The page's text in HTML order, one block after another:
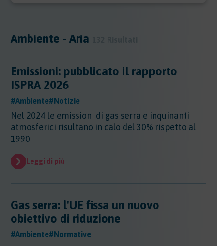
Altri Settori
Altri Settori
Altri Settori - Beni culturali
Altri Settori - Formazione
Altri Settori - Giurisprudenza
Altri Settori - Salute
Ambiente
Ambiente - Acque
Ambiente - Suolo
Ambiente - Rifiuti/SISTRI/RAEE
Ambiente - Inquinamento Elettromagnetico
Ambiente - Inquinamento Acustico
Approfondimenti
Certificazioni
Certificazioni - Ecolabel/LCA
Certificazioni - Qualità
Certificazioni - Sicurezza
Certificazioni - CSR
Contributi
Documenti
Documenti
Edilizia
Ambiente - Aria
Emissioni: pubblicato il rapporto
ISPRA 2026
#Ambiente#Notizie
Nel 2024 le emissioni di gas serra e inquinanti
atmosferici risultano in calo del 30% rispetto al
1990.
Leggi di più
Gas serra: l'UE fissa un nuovo
obiettivo di riduzione
#Ambiente#Normative